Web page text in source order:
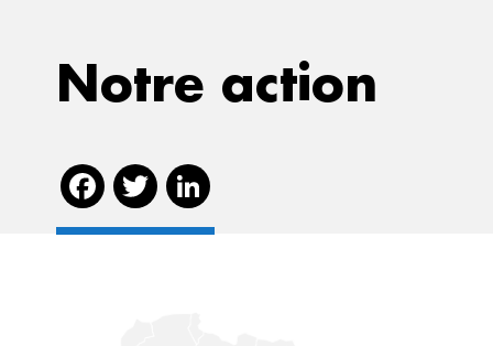
Notre action
Facebook
Twitter